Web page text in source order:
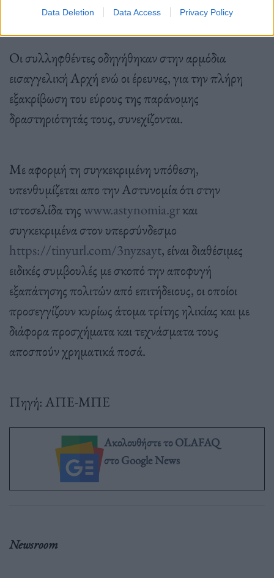
Data Deletion Data Access Privacy Policy
195.135 ευρώ.
Οι συλληφθέντες οδηγήθηκαν στην αρμόδια
εισαγγελική Αρχή ενώ οι έρευνες, για την πλήρη
εξακρίβωση του εύρους της παράνομης
δραστηριότητάς τους, συνεχίζονται.
Με αφορμή τη συγκεκριμένη υπόθεση,
υπενθυμίζεται απο την Αστυνομία ότι στην
ιστοσελίδα της www.astynomia.grκαι
συγκεκριμένα στον υπερσύνδεσμο
https://tinyurl.com/3nyzsayt, είναι διαθέσιμες
ειδικές συμβουλές με σκοπό την αποφυγή
εξαπάτησης πολιτών από επιτήδειους, οι οποίοι
προσεγγίζουν κυρίως άτομα τρίτης ηλικίας και με
διάφορα προσχήματα και τεχνάσματα τους
αποσπούν χρηματικά ποσά.
Πηγή: ΑΠΕ-ΜΠΕ
Ακολουθήστε το OLAFAQ
στο Google News
Newsroom